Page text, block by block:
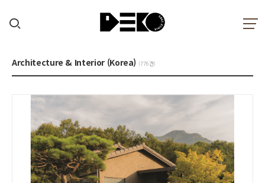
Architecture & Interior (Korea) (776건)